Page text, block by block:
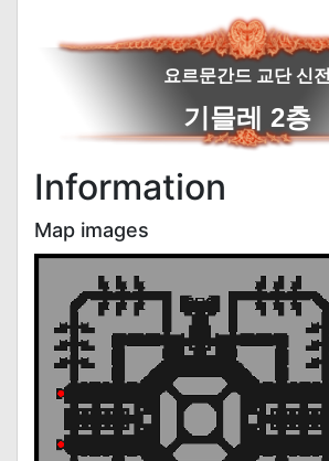
요르문간드 교단 신전
기믈레 2층
Information
Map images